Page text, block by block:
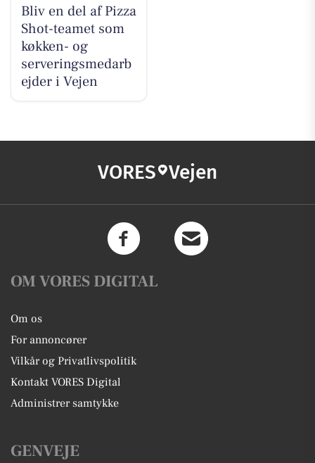
Bliv en del af Pizza
Shot-teamet som
køkken- og
serveringsmedarb
ejder i Vejen
VORES Vejen
OM VORES DIGITAL
Om os
For annoncører
Vilkår og Privatlivspolitik
Kontakt VORES Digital
Administrer samtykke
GENVEJE